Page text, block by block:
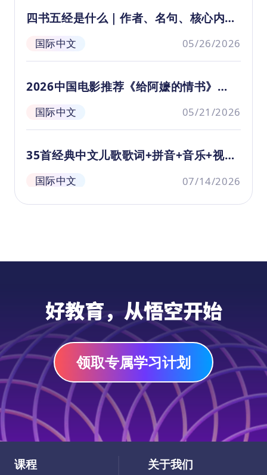
籍作为课外延伸阅读材料；学生也可参照书单
阅读习惯和阅读兴趣。 3. 资源作用： 这份书
单不仅有助于直接提高学生的独立思考和理解
能力，更有助于滋养心灵，陶冶情操，真正实
现素质教育的目标，赋予孩子们终身受益的阅
读能力与文化素养。
四书五经是什么｜作者、名句、核心内容
国际中文 05/26/2026
2026中国电影推荐《给阿嬷的情书》
——感动无数华人的温暖之作
国际中文 05/21/2026
35首经典中文儿歌歌词+拼音+音乐+视频
合集
国际中文 07/14/2026
好教育，从悟空开始
领取专属学习计划
课程 关于我们